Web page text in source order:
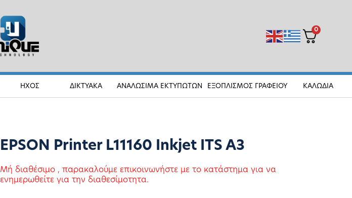
0
ΗΧΟΣ ΔΙΚΤΥΑΚΑ ΑΝΑΛΩΣΙΜΑ ΕΚΤΥΠΩΤΩΝ ΕΞΟΠΛΙΣΜΟΣ ΓΡΑΦΕΙΟΥ ΚΑΛΩΔΙΑ
EPSON Printer L11160 Inkjet ITS A3
Μή διαθέσιμο , παρακαλούμε επικοινωνήστε με το κατάστημα για να
ενημερωθείτε για την διαθεσίμοτητα.